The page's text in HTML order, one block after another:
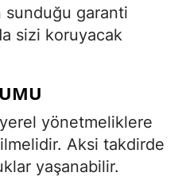
sunduğu garanti
sizi koruyacak
yönetmeliklere
Aksi takdirde
yaşanabilir.